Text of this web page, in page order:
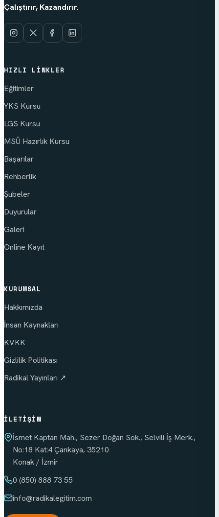
Çalıştırır, Kazandırır.
HIZLI LINKLER
Eğitimler
YKS Kursu
LGS Kursu
MSÜ Hazırlık Kursu
Başarılar
Rehberlik
Şubeler
Duyurular
Galeri
Online Kayıt
KURUMSAL
Hakkımızda
İnsan Kaynakları
KVKK
Gizlilik Politikası
Radikal Yayınları ↗
İLETIŞIM
İsmet Kaptan Mah., Sezer Doğan Sok., Selvili İş Merk.,
No:18 Kat:4 Çankaya, 35210
Konak / İzmir
0 (850) 888 73 55
info@radikalegitim.com